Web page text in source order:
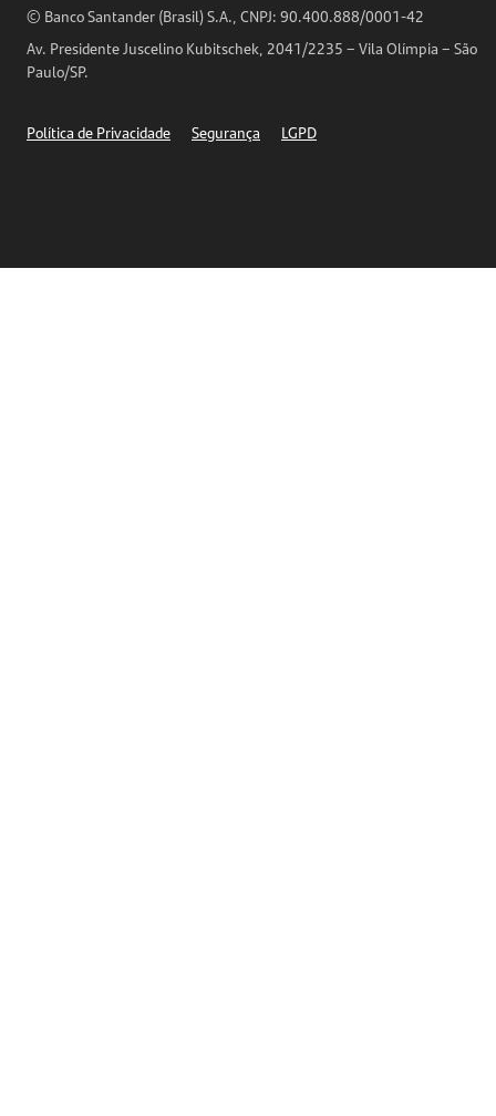
Horários de Atendimento
Telefones
© Banco Santander (Brasil) S.A., CNPJ: 90.400.888/0001-42
Av. Presidente Juscelino Kubitschek, 2041/2235 – Vila Olímpia – São
Paulo/SP.
Política de Privacidade Segurança LGPD